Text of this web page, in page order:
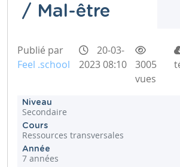
/ Mal-être
Publié par
Feel .school
20-03-
2023 08:10
3005
vues
Niveau
Secondaire
Cours
Ressources transversales
Année
7 années